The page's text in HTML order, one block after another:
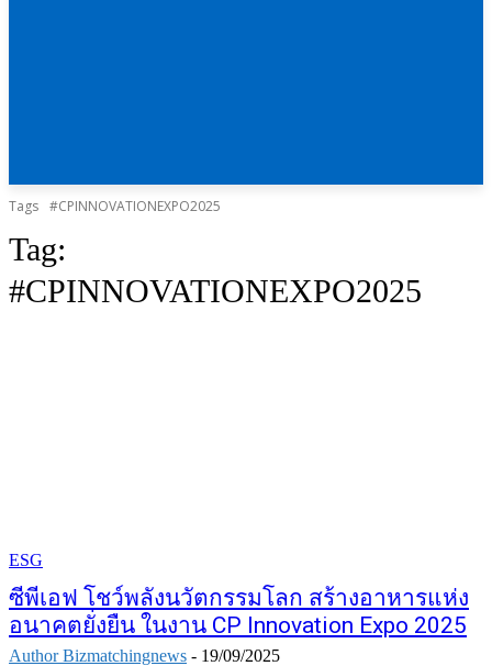
Tags #CPINNOVATIONEXPO2025
Tag:
#CPINNOVATIONEXPO2025
ESG
ซีพีเอฟ โชว์พลังนวัตกรรมโลก สร้างอาหารแห่ง
อนาคตยั่งยืน ในงาน CP Innovation Expo 2025
Author Bizmatchingnews - 19/09/2025